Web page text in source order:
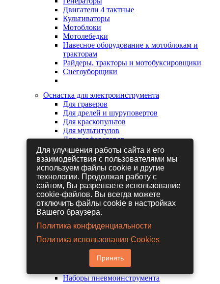
Двигатели 4 тактные
Культиваторы
Мотоблоки
Мотолебедки
Навесное оборудование к мотоблокам и
тракторам
Райдеры, тракторы и мотобуксировщики
Снегоуборщики
Оснастка для электроинструмента
Для граверов
Для дрелей и шуруповертов
Для краскопультов
Для мультитулов
Для перфораторов
Для сабельных пил
Для строительных фенов
Для фрезеров
Для шлифовальных машин
Для электрических лобзиков
Для электрических ножниц
Для электрических пил
Для электрических рубанков
Гайковерты пневматические
Дрели пневматические
Другие пневмоинструменты
Заклепочники пневматические
Наборы пневмоинструмента
Для улучшения работы сайта и его
взаимодействия с пользователями мы
используем файлы cookie и другие
технологии. Продолжая работу с
сайтом, Вы разрешаете использование
cookie-файлов. Вы всегда можете
отключить файлы cookie в настройках
Вашего браузера.
Политика конфиденциальности
Политика использования Cookies
Принять